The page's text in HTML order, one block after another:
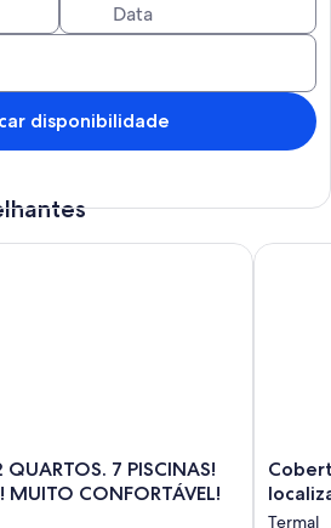
disponibilidade
QUARTOS. 7 PISCINAS!
MUITO CONFORTÁVEL!
7 PISCINAS! RPT2! 12X
ampla
Termal